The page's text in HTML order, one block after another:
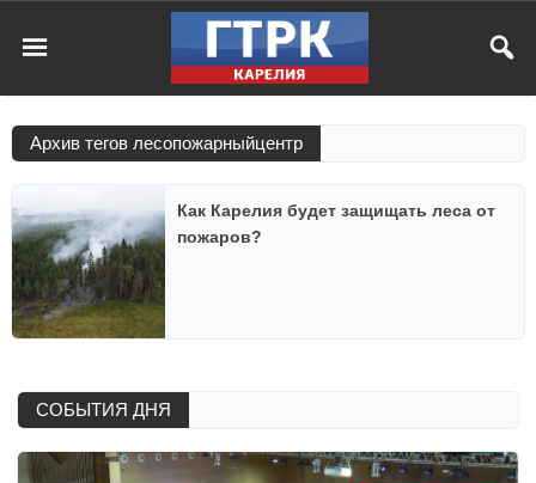
Архив тегов лесопожарныйцентр
Как Карелия будет защищать леса от
пожаров?
СОБЫТИЯ ДНЯ